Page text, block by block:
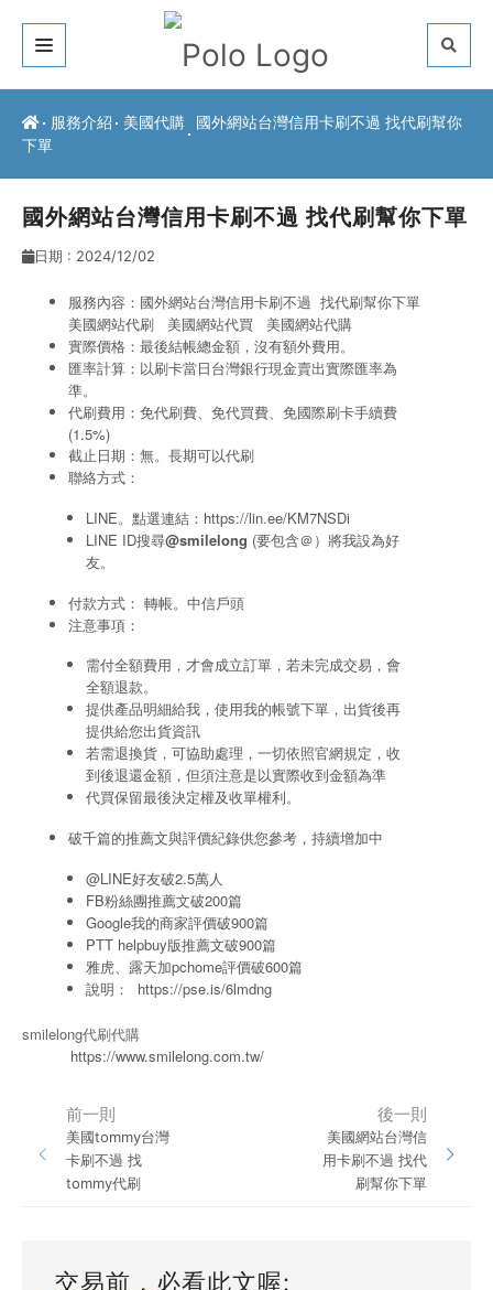
關於我們
服務介紹
常見問題
最新公告
聯絡方式
服務介紹 美國代購
國外網站台灣信用卡刷不過 找代刷幫你
下單
國外網站台灣信用卡刷不過 找代刷幫你下單
日期 : 2024/12/02
服務內容：國外網站台灣信用卡刷不過 找代刷幫你下單
美國網站代刷
美國網站代買
美國網站代購
實際價格：最後結帳總金額，沒有額外費用。
匯率計算：以刷卡當日台灣銀行現金賣出實際匯率為
準。
代刷費用：免代刷費、免代買費、免國際刷卡手續費
(1.5%)
截止日期：無。長期可以代刷
聯絡方式：
LINE。點選連結： https://lin.ee/KM7NSDi
LINE ID搜尋@smilelong (要包含＠）將我設為好
友。
付款方式： 轉帳。中信戶頭
注意事項：
需付全額費用，才會成立訂單，若未完成交易，會
全額退款。
提供產品明細給我，使用我的帳號下單，出貨後再
提供給您出貨資訊
若需退換貨，可協助處理，一切依照官網規定，收
到後退還金額，但須注意是以實際收到金額為準
代買保留最後決定權及收單權利。
破千篇的推薦文與評價紀錄供您參考，持續增加中
@LINE好友破2.5萬人
FB粉絲團推薦文破200篇
Google我的商家評價破900篇
PTT helpbuy版推薦文破900篇
雅虎、露天加pchome評價破600篇
說明： https://pse.is/6lmdng
smilelong代刷代購
https://www.smilelong.com.tw/
前一則
美國tommy台灣
卡刷不過 找
tommy代刷
後一則
美國網站台灣信
用卡刷不過 找代
刷幫你下單
交易前，必看此文喔: